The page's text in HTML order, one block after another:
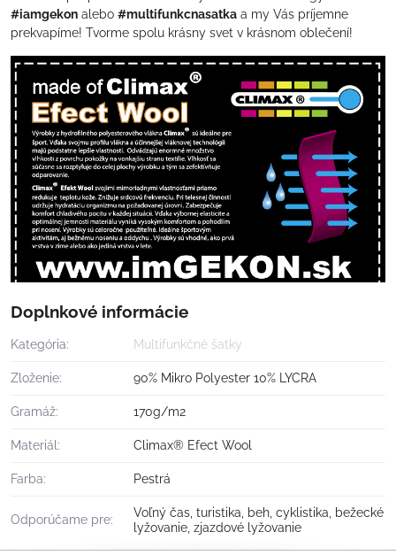
#iamgekon alebo #multifunkcnasatka a my Vás príjemne
prekvapíme! Tvorme spolu krásny svet v krásnom oblečení!
Doplnkové informácie
Kategória: Multifunkčné šatky
Zloženie: 90% Mikro Polyester 10% LYCRA
Gramáž: 170g/m2
Materiál: Climax® Efect Wool
Farba: Pestrá
Odporúčame pre:
Voľný čas, turistika, beh, cyklistika, bežecké
lyžovanie, zjazdové lyžovanie